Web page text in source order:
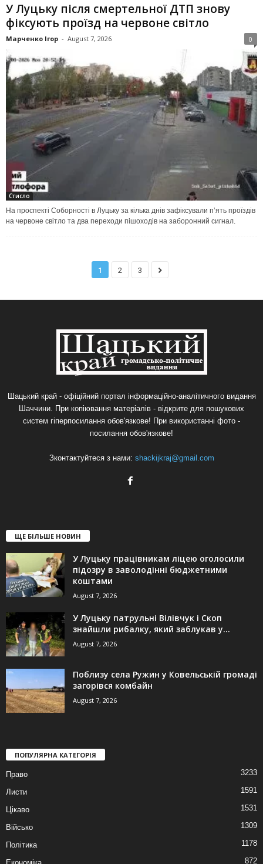
У Луцьку після смертельної ДТП знову
фіксують проїзд на червоне світло
Марченко Ігор - August 7, 2026 0
Стисло
На проспекті Соборності в Луцьку за кілька днів зафіксували п’ять проїздів
на червоне світло та два переходи пішоходів на заборонний сигнал.
1 2 3
Шацький край - офіційний портал інформаційно-аналітичного видання
Шаччини. При копіювання матеріалів - відкрите для пошукових
систем гіперпосилання обов'язкове! При використанні фото -
посилання обов'язкове!
Зконтактуйтеся з нами: shackijkraj@gmail.com
ЩЕ БІЛЬШЕ НОВИН
У Луцьку працівникам ліцею оголосили
підозру в заволодінні бюджетними
коштами
August 7, 2026
У Луцьку патрульні Вілівчук і Скоп
знайшли рибалку, який заблукав у...
August 7, 2026
Поблизу села Ружин у Ковельській громаді
загорівся комбайн
August 7, 2026
ПОПУЛЯРНА КАТЕГОРІЯ
Право 3233
Листи 1591
Цікаво 1531
Військо 1309
Політика 1178
872